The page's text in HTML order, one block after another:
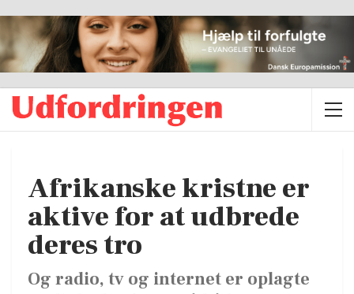
Afrikanske kristne er
aktive for at udbrede
deres tro
Og radio, tv og internet er oplagte